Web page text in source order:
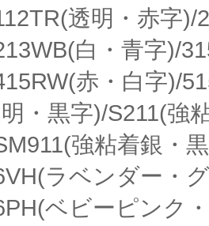
透明・赤字)/
白・青字)/
赤・白字)/
・黒字)/S211(強
強粘着銀・
ラベンダー・
ベビーピンク